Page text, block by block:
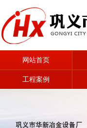
网站首页
工程案例